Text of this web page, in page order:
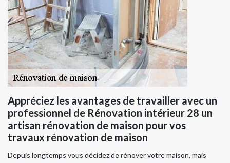
Appréciez les avantages de travailler avec un
professionnel de Rénovation intérieur 28 un
artisan rénovation de maison pour vos
travaux rénovation de maison
Depuis longtemps vous décidez de rénover votre maison, mais